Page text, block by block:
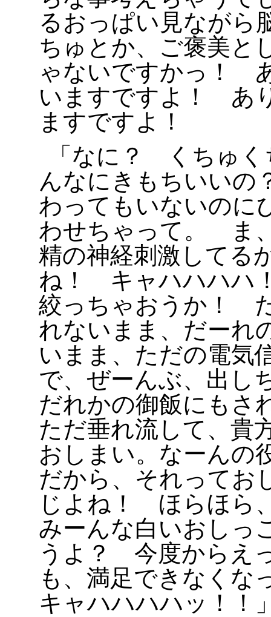
るおっぱい見ながら
ちゅとか、ご褒美と
ゃないですかっ！
いますですよ！ あ
ますですよ！
「なに？ くちゅ
んなにきもちいい
わってもいないのに
わせちゃって。 ま
精の神経刺激してる
ね！ キャハハハハ
絞っちゃおうか！
れないまま、だーれ
いまま、ただの電気
で、ぜーんぶ、出
だれかの御飯にも
ただ垂れ流して、貴
おしまい。なーんの
だから、それってお
じよね！ ほらほら
みーんな白いおしっ
うよ？ 今度からえ
も、満足できなく
キャハハハハッ！！